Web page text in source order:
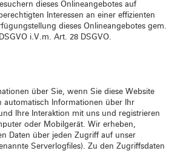
dieses Onlineangebotes auf
Interessen an einer effizienten
dieses Onlineangebotes gem.
i.V.m. Art. 28 DSGVO.
über Sie, wenn Sie diese Website
automatisch Informationen über Ihr
Ihre Interaktion mit uns und registrieren
oder Mobilgerät. Wir erheben,
Daten über jeden Zugriff auf unser
Serverlogfiles). Zu den Zugriffsdaten